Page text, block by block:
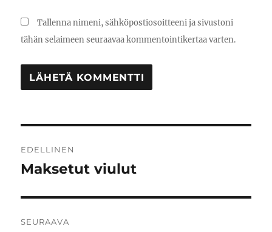
Tallenna nimeni, sähköpostiosoitteeni ja sivustoni
tähän selaimeen seuraavaa kommentointikertaa varten.
selaus
EDELLINEN
Edellinen
Maksetut viulut
SEURAAVA